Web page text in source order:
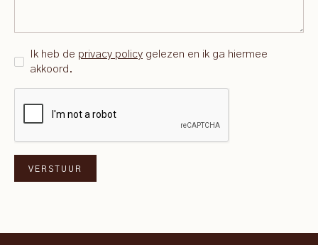
Ik heb de privacy policy gelezen en ik ga hiermee
akkoord.